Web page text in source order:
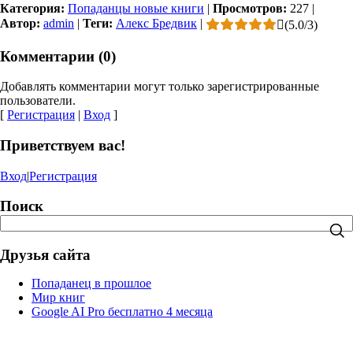
Категория: Попаданцы новые книги | Просмотров: 227 |
Автор: admin | Теги: Алекс Бредвик | (5.0/3)
Комментарии (0)
Добавлять комментарии могут только зарегистрированные
пользователи.
[ Регистрация | Вход ]
Приветствуем вас!
Вход|Регистрация
Поиск
Друзья сайта
Попаданец в прошлое
Мир книг
Google AI Pro бесплатно 4 месяца